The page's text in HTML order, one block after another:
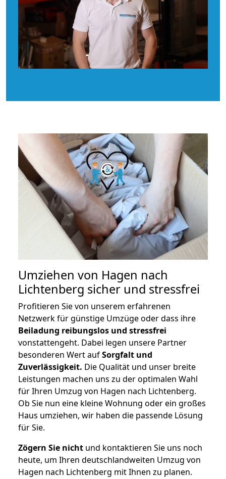
Umziehen von Hagen nach
Lichtenberg sicher und stressfrei
Profitieren Sie von unserem erfahrenen
Netzwerk für günstige Umzüge oder dass ihre
Beiladung reibungslos und stressfrei
vonstattengeht. Dabei legen unsere Partner
besonderen Wert aufSorgfalt und
Zuverlässigkeit. Die Qualität und unser breite
Leistungen machen uns zu der optimalen Wahl
für Ihren Umzug von Hagen nach Lichtenberg.
Ob Sie nun eine kleine Wohnung oder ein großes
Haus umziehen, wir haben die passende Lösung
für Sie.
Zögern Sie nicht und kontaktieren Sie uns noch
heute, um Ihren deutschlandweiten Umzug von
Hagen nach Lichtenberg mit Ihnen zu planen.